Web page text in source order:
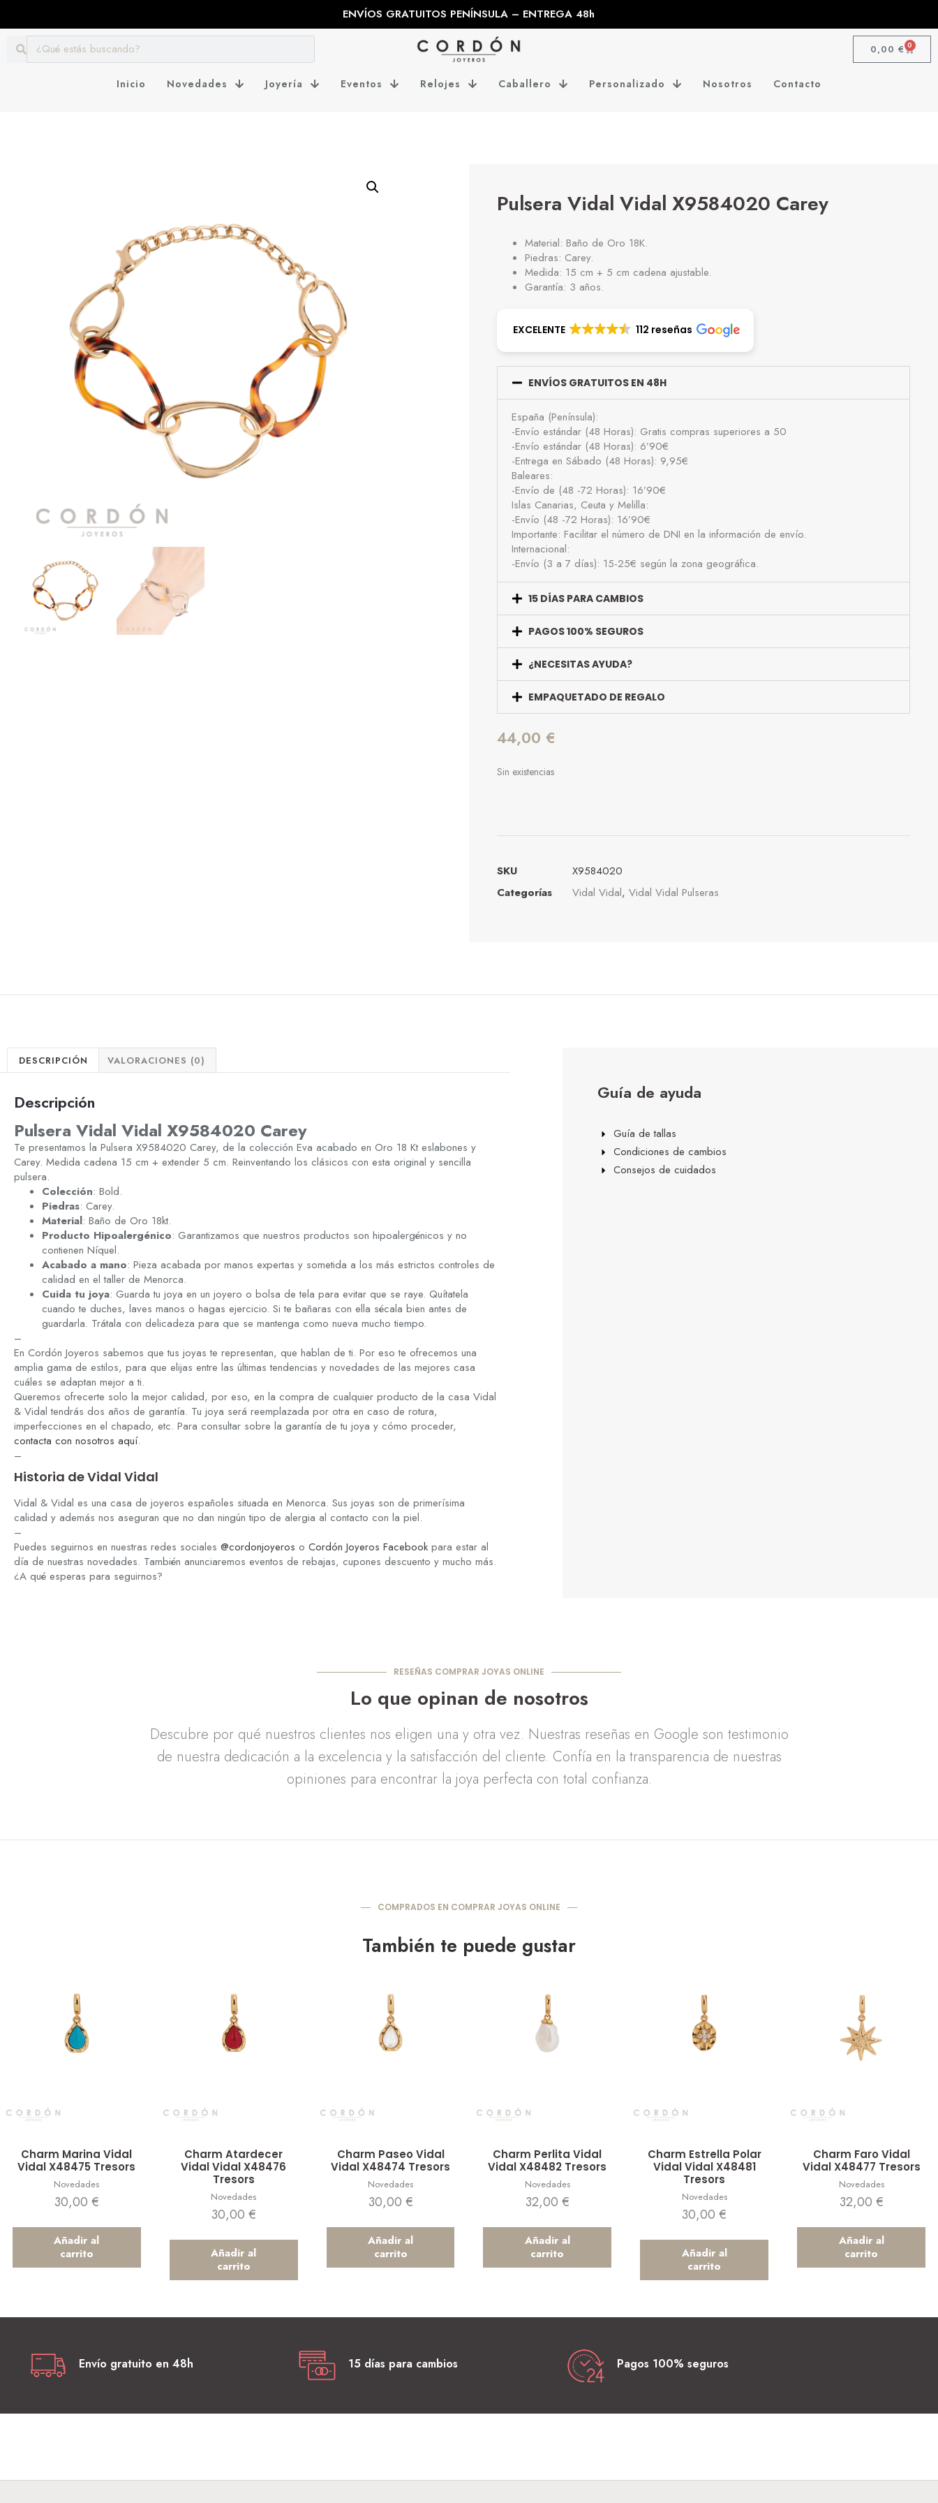
ENVÍOS GRATUITOS PENÍNSULA – ENTREGA 48h
0,00 € 0
Inicio Novedades Joyería Eventos Relojes Caballero Personalizado Nosotros Contacto
Pulsera Vidal Vidal X9584020 Carey
Material: Baño de Oro 18K.
Piedras: Carey.
Medida: 15 cm + 5 cm cadena ajustable.
Garantía: 3 años.
EXCELENTE 112 reseñas
ENVÍOS GRATUITOS EN 48H
España (Península):
-Envío estándar (48 Horas): Gratis compras superiores a 50
-Envío estándar (48 Horas): 6’90€
-Entrega en Sábado (48 Horas): 9,95€
Baleares:
-Envío de (48 -72 Horas): 16’90€
Islas Canarias, Ceuta y Melilla:
-Envío (48 -72 Horas): 16’90€
Importante: Facilitar el número de DNI en la información de envío.
Internacional:
-Envío (3 a 7 días): 15-25€ según la zona geográfica.
15 DÍAS PARA CAMBIOS
PAGOS 100% SEGUROS
¿NECESITAS AYUDA?
EMPAQUETADO DE REGALO
44,00 €
Sin existencias
SKU
X9584020
Categorías
Vidal Vidal, Vidal Vidal Pulseras
DESCRIPCIÓN VALORACIONES (0)
Descripción
Pulsera Vidal Vidal X9584020 Carey
Te presentamos la Pulsera X9584020 Carey, de la colección Eva acabado en Oro 18 Kt eslabones y
Carey. Medida cadena 15 cm + extender 5 cm. Reinventando los clásicos con esta original y sencilla
pulsera.
Colección: Bold.
Piedras: Carey.
Material: Baño de Oro 18kt.
Producto Hipoalergénico: Garantizamos que nuestros productos son hipoalergénicos y no
contienen Níquel.
Acabado a mano: Pieza acabada por manos expertas y sometida a los más estrictos controles de
calidad en el taller de Menorca.
Cuida tu joya: Guarda tu joya en un joyero o bolsa de tela para evitar que se raye. Quítatela
cuando te duches, laves manos o hagas ejercicio. Si te bañaras con ella sécala bien antes de
guardarla. Trátala con delicadeza para que se mantenga como nueva mucho tiempo.
–
En Cordón Joyeros sabemos que tus joyas te representan, que hablan de ti. Por eso te ofrecemos una
amplia gama de estilos, para que elijas entre las últimas tendencias y novedades de las mejores casa
cuáles se adaptan mejor a ti.
Queremos ofrecerte solo la mejor calidad, por eso, en la compra de cualquier producto de la casa Vidal
& Vidal tendrás dos años de garantía. Tu joya será reemplazada por otra en caso de rotura,
imperfecciones en el chapado, etc. Para consultar sobre la garantía de tu joya y cómo proceder,
contacta con nosotros aquí.
–
Historia de Vidal Vidal
Vidal & Vidal es una casa de joyeros españoles situada en Menorca. Sus joyas son de primerísima
calidad y además nos aseguran que no dan ningún tipo de alergia al contacto con la piel.
–
Puedes seguirnos en nuestras redes sociales @cordonjoyeros o Cordón Joyeros Facebook para estar al
día de nuestras novedades. También anunciaremos eventos de rebajas, cupones descuento y mucho más.
¿A qué esperas para seguirnos?
Guía de ayuda
Guía de tallas
Condiciones de cambios
Consejos de cuidados
RESEÑAS COMPRAR JOYAS ONLINE
Lo que opinan de nosotros
Descubre por qué nuestros clientes nos eligen una y otra vez. Nuestras reseñas en Google son testimonio
de nuestra dedicación a la excelencia y la satisfacción del cliente. Confía en la transparencia de nuestras
opiniones para encontrar la joya perfecta con total confianza.
COMPRADOS EN COMPRAR JOYAS ONLINE
También te puede gustar
Charm Marina Vidal
Vidal X48475 Tresors
Novedades
30,00 €
Añadir al
carrito
Charm Atardecer
Vidal Vidal X48476
Tresors
Novedades
30,00 €
Añadir al
carrito
Charm Paseo Vidal
Vidal X48474 Tresors
Novedades
30,00 €
Añadir al
carrito
Charm Perlita Vidal
Vidal X48482 Tresors
Novedades
32,00 €
Añadir al
carrito
Charm Estrella Polar
Vidal Vidal X48481
Tresors
Novedades
30,00€
Añadir al
carrito
Charm Faro Vidal
Vidal X48477 Tresors
Novedades
32,00 €
Añadir al
carrito
Envío gratuito en 48h 15 días para cambios Pagos 100% seguros